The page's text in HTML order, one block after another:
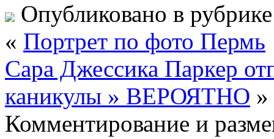
Опубликовано в
« Портрет по фото Пермь
Сара Джессика Паркер
каникулы » ВЕРОЯТНО »
Комментирование и